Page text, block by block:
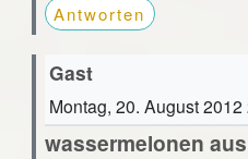
Antworten
Gast
Montag, 20. August 2012
wassermelonen